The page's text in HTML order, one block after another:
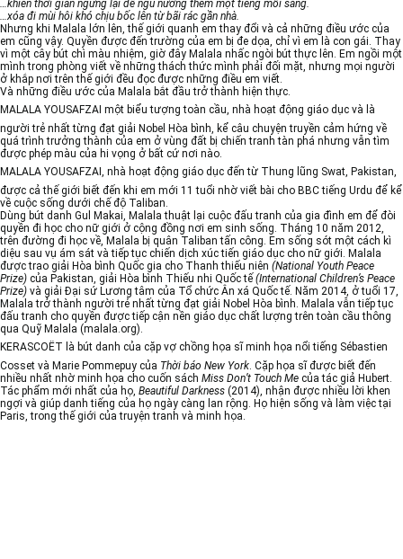
…khiến thời gian ngừng lại để ngủ nướng thêm một tiếng mỗi sáng.
…xóa đi mùi hôi khó chịu bốc lên từ bãi rác gần nhà.
Nhưng khi Malala lớn lên, thế giới quanh em thay đổi và cả những điều ước của
em cũng vậy. Quyền được đến trường của em bị đe dọa, chỉ vì em là con gái. Thay
vì một cây bút chì màu nhiệm, giờ đây Malala nhấc ngòi bút thực lên. Em ngồi một
mình trong phòng viết về những thách thức mình phải đối mặt, nhưng mọi người
ở khắp nơi trên thế giới đều đọc được những điều em viết.
Và những điều ước của Malala bắt đầu trở thành hiện thực.
MALALA YOUSAFZAI một biểu tượng toàn cầu, nhà hoạt động giáo dục và là
người trẻ nhất từng đạt giải Nobel Hòa bình, kể câu chuyện truyền cảm hứng về
quá trình trưởng thành của em ở vùng đất bị chiến tranh tàn phá nhưng vẫn tìm
được phép màu của hi vọng ở bất cứ nơi nào.
MALALA YOUSAFZAI, nhà hoạt động giáo dục đến từ Thung lũng Swat, Pakistan,
được cả thế giới biết đến khi em mới 11 tuổi nhờ viết bài cho BBC tiếng Urdu để kể
về cuộc sống dưới chế độ Taliban.
Dùng bút danh Gul Makai, Malala thuật lại cuộc đấu tranh của gia đình em để đòi
quyền đi học cho nữ giới ở cộng đồng nơi em sinh sống. Tháng 10 năm 2012,
trên đường đi học về, Malala bị quân Taliban tấn công. Em sống sót một cách kì
diệu sau vụ ám sát và tiếp tục chiến dịch xúc tiến giáo dục cho nữ giới. Malala
được trao giải Hòa bình Quốc gia cho Thanh thiếu niên (National Youth Peace
Prize) của Pakistan, giải Hòa bình Thiếu nhi Quốc tế (International Children’s Peace
Prize) và giải Đại sứ Lương tâm của Tổ chức Ân xá Quốc tế. Năm 2014, ở tuổi 17,
Malala trở thành người trẻ nhất từng đạt giải Nobel Hòa bình. Malala vẫn tiếp tục
đấu tranh cho quyền được tiếp cận nền giáo dục chất lượng trên toàn cầu thông
qua Quỹ Malala (malala.org).
KERASCOËT là bút danh của cặp vợ chồng họa sĩ minh họa nổi tiếng Sébastien
Cosset và Marie Pommepuy của Thời báo New York. Cặp họa sĩ được biết đến
nhiều nhất nhờ minh họa cho cuốn sách Miss Don’t Touch Me của tác giả Hubert.
Tác phẩm mới nhất của họ, Beautiful Darkness (2014), nhận được nhiều lời khen
ngợi và giúp danh tiếng của họ ngày càng lan rộng. Họ hiện sống và làm việc tại
Paris, trong thế giới của truyện tranh và minh họa.